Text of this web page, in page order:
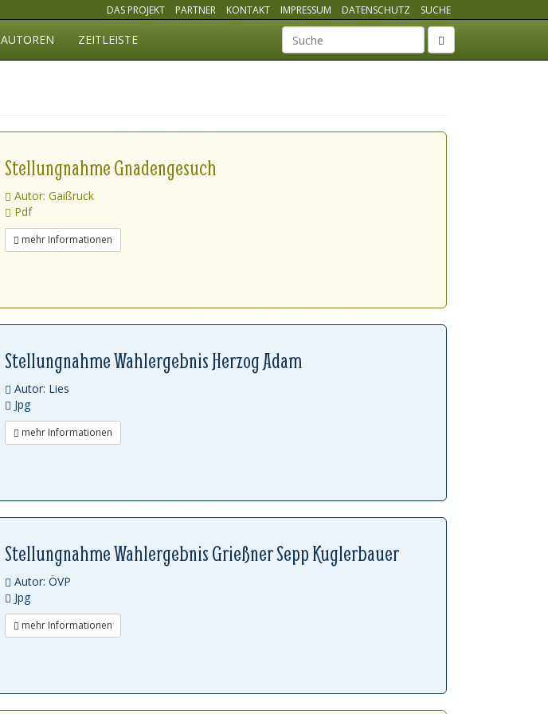
DAS PROJEKT PARTNER KONTAKT IMPRESSUM DATENSCHUTZ SUCHE
AUTOREN ZEITLEISTE Suchbegriff
Stellungnahme Gnadengesuch
Autor: Gaißruck
Pdf
mehr Informationen
Stellungnahme Wahlergebnis Herzog Adam
Autor: Lies
Jpg
mehr Informationen
Stellungnahme Wahlergebnis Grießner Sepp Kuglerbauer
Autor: ÖVP
Jpg
mehr Informationen